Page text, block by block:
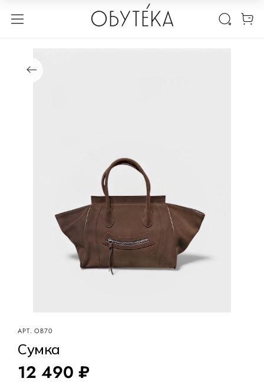
АРТ.OB70
Сумка
12 490 ₽